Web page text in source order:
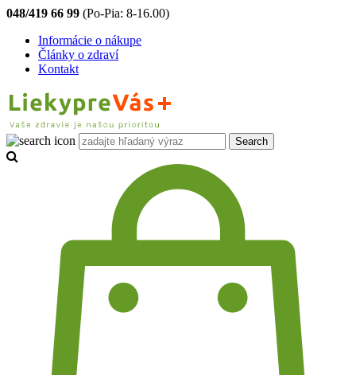
048/419 66 99 (Po-Pia: 8-16.00)
Informácie o nákupe
Články o zdraví
Kontakt